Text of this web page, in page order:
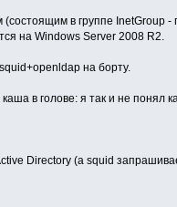
в группе InetGroup -
на Windows Server 2008 R2.
на борту.
в голове: я так и не понял
Directory (а squid